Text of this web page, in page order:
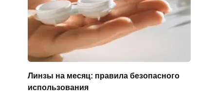
Линзы на месяц: правила безопасного
использования